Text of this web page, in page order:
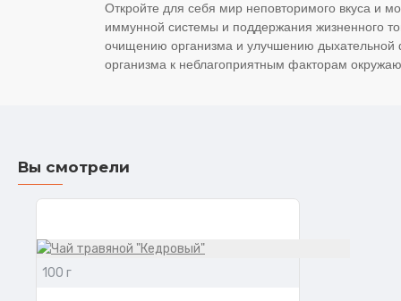
Откройте для себя мир неповторимого вкуса и
иммунной системы и поддержания жизненного
очищению организма и улучшению дыхательной
организма к неблагоприятным факторам
Вы смотрели
100 г